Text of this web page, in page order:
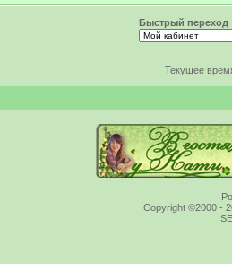
Быстрый переход
Текущее
Copyright ©2000 -